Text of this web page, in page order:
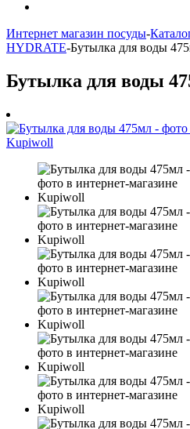
Интернет магазин посуды-
HYDRATE-Бутылка для воды
Бутылка для воды